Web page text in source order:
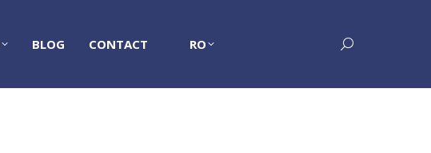
BLOG CONTACT RO Search: